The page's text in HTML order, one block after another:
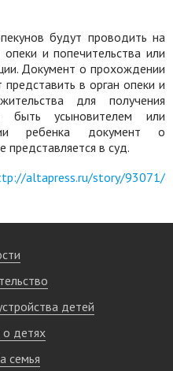
будут проводить на
и попечительства или
Документ о прохождении
в орган опеки и
для получения
быть усыновителем или
ребенка документ о
в суд.
altapress.ru/story/93071/
детей
детях
семья